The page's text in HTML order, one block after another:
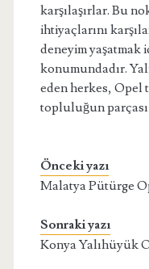
karşılaşırlar. Bu
ihtiyaçlarını
deneyim yaşatmak
konumundadır.
eden herkes, Opel
topluluğun
Önceki yazı
Malatya Pütürge
Sonraki yazı
Konya Yalıhüyük